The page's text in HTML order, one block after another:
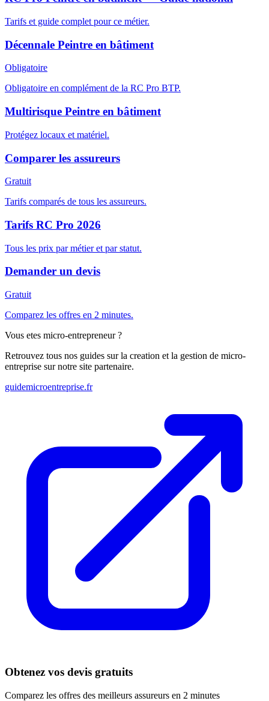
Tarifs et guide complet pour ce métier.
Décennale Peintre en bâtiment
Obligatoire
Obligatoire en complément de la RC Pro BTP.
Multirisque Peintre en bâtiment
Protégez locaux et matériel.
Comparer les assureurs
Gratuit
Tarifs comparés de tous les assureurs.
Tarifs RC Pro 2026
Tous les prix par métier et par statut.
Demander un devis
Gratuit
Comparez les offres en 2 minutes.
Vous etes micro-entrepreneur ?
Retrouvez tous nos guides sur la creation et la gestion de micro-
entreprise sur notre site partenaire.
guidemicroentreprise.fr
Obtenez vos devis gratuits
Comparez les offres des meilleurs assureurs en 2 minutes